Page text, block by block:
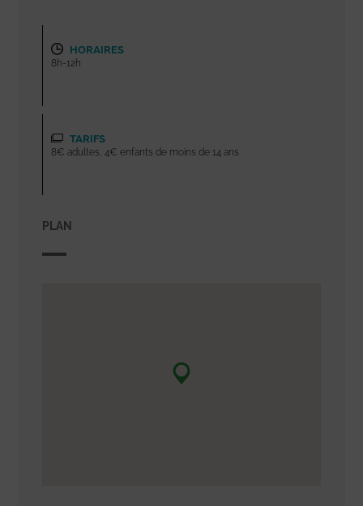
HORAIRES
8h-12h
TARIFS
8€ adultes, 4€ enfants de moins de 14 ans
PLAN